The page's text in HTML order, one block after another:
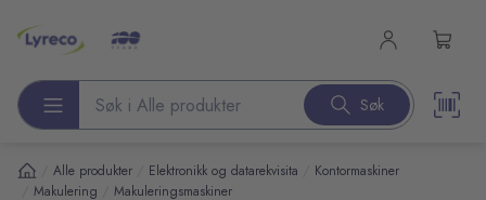
Søk etter produkter Søk
Alle produkter Elektronikk og datarekvisita Kontormaskiner
Makulering Makuleringsmaskiner